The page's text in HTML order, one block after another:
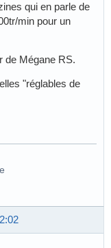
qui en parle de
min pour un
de Mégane RS.
"réglables de